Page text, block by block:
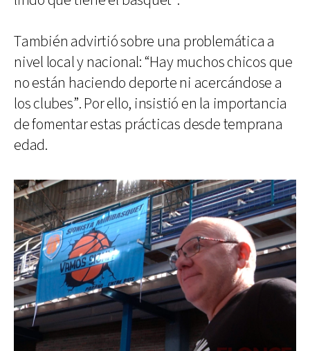
También advirtió sobre una problemática a
nivel local y nacional: “Hay muchos chicos que
no están haciendo deporte ni acercándose a
los clubes”. Por ello, insistió en la importancia
de fomentar estas prácticas desde temprana
edad.